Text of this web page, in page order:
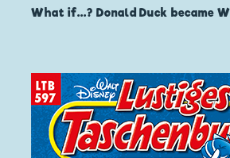
What if...? Donald Duck became